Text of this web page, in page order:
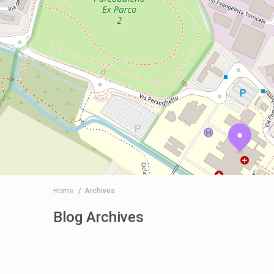
Home Archives
Blog Archives